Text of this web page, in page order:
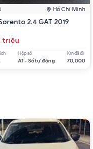
Hồ Chí Minh
2.4 GAT 2019
triệu
Hộp số
AT - Số tự động
Km đã đi
70,000